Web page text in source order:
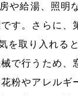
や給湯、照
す。さらに
を取り入れる
で行うため
粉やアレル